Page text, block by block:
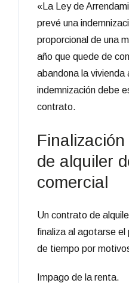
«La Ley de
prevé una
proporcional de una
año que quede de
abandona la
indemnización debe
contrato.
de alquiler
comercial
Un contrato de
finaliza al agotarse
de tiempo por
Impago de la renta.